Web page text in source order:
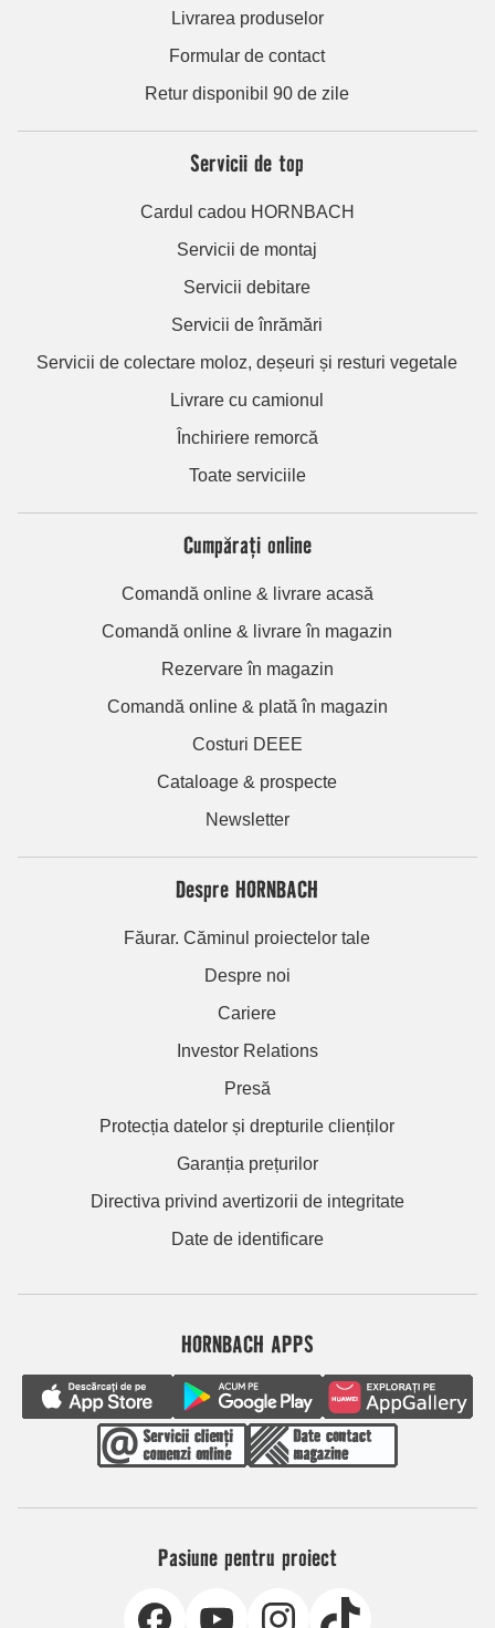
Livrarea produselor
Formular de contact
Retur disponibil 90 de zile
Servicii de top
Cardul cadou HORNBACH
Servicii de montaj
Servicii debitare
Servicii de înrămări
Servicii de colectare moloz, deșeuri și resturi vegetale
Livrare cu camionul
Închiriere remorcă
Toate serviciile
Cumpărați online
Comandă online & livrare acasă
Comandă online & livrare în magazin
Rezervare în magazin
Comandă online & plată în magazin
Costuri DEEE
Cataloage & prospecte
Newsletter
Despre HORNBACH
Făurar. Căminul proiectelor tale
Despre noi
Cariere
Investor Relations
Presă
Protecția datelor și drepturile clienților
Garanția prețurilor
Directiva privind avertizorii de integritate
Date de identificare
HORNBACH APPS
Pasiune pentru proiect